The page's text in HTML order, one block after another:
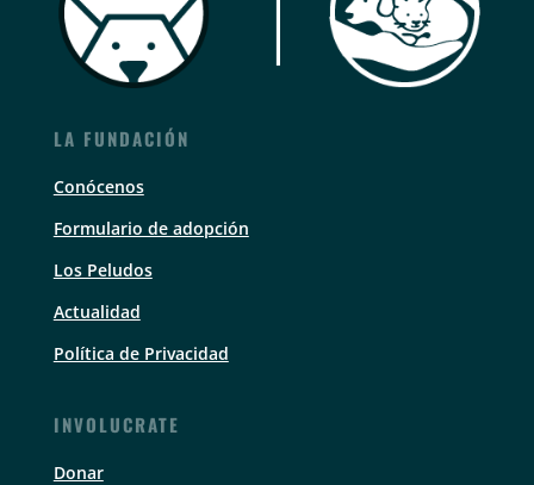
LA FUNDACIÓN
Conócenos
Formulario de adopción
Los Peludos
Actualidad
Política de Privacidad
INVOLUCRATE
Donar